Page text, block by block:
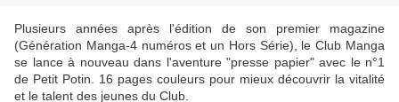
Plusieurs années après l'édition de son premier magazine
(Génération Manga-4 numéros et un Hors Série), le Club Manga
se lance à nouveau dans l'aventure "presse papier" avec le n°1
de Petit Potin. 16 pages couleurs pour mieux découvrir la vitalité
et le talent des jeunes du Club.